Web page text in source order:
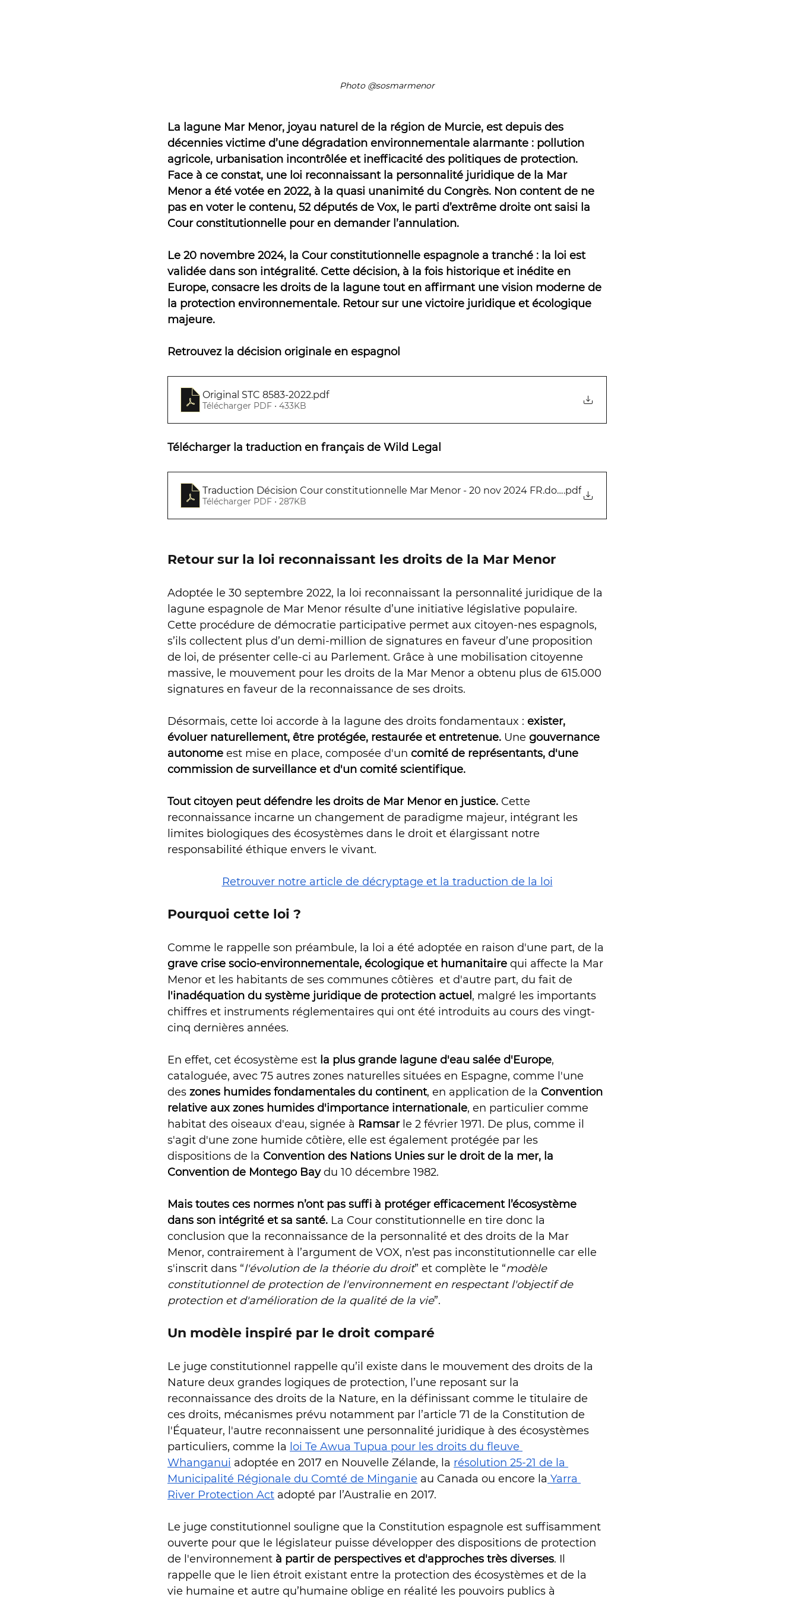
Photo @sosmarmenor
La lagune Mar Menor, joyau naturel de la région de Murcie, est depuis des
décennies victime d’une dégradation environnementale alarmante : pollution
agricole, urbanisation incontrôlée et inefficacité des politiques de protection.
Face à ce constat, une loi reconnaissant la personnalité juridique de la Mar
Menor a été votée en 2022, à la quasi unanimité du Congrès. Non content de ne
pas en voter le contenu, 52 députés de Vox, le parti d’extrême droite ont saisi la
Cour constitutionnelle pour en demander l’annulation.
Le 20 novembre 2024, la Cour constitutionnelle espagnole a tranché : la loi est
validée dans son intégralité. Cette décision, à la fois historique et inédite en
Europe, consacre les droits de la lagune tout en affirmant une vision moderne de
la protection environnementale. Retour sur une victoire juridique et écologique
majeure.
Retrouvez la décision originale en espagnol
Original STC 8583-2022.pdf
Télécharger PDF • 433KB
Télécharger la traduction en français de Wild Legal
Traduction Décision Cour constitutionnelle Mar Menor - 20 nov 2024 FR.docx.pdf
Télécharger PDF • 287KB
Retour sur la loi reconnaissant les droits de la Mar Menor
Adoptée le 30 septembre 2022, la loi reconnaissant la personnalité juridique de la
lagune espagnole de Mar Menor résulte d’une initiative législative populaire.
Cette procédure de démocratie participative permet aux citoyen-nes espagnols,
s’ils collectent plus d’un demi-million de signatures en faveur d’une proposition
de loi, de présenter celle-ci au Parlement. Grâce à une mobilisation citoyenne
massive, le mouvement pour les droits de la Mar Menor a obtenu plus de 615.000
signatures en faveur de la reconnaissance de ses droits.
Désormais, cette loi accorde à la lagune des droits fondamentaux : exister,
évoluer naturellement, être protégée, restaurée et entretenue. Une gouvernance
autonome est mise en place, composée d'un comité de représentants, d'une
commission de surveillance et d'un comité scientifique.
Tout citoyen peut défendre les droits de Mar Menor en justice. Cette
reconnaissance incarne un changement de paradigme majeur, intégrant les
limites biologiques des écosystèmes dans le droit et élargissant notre
responsabilité éthique envers le vivant.
Retrouver notre article de décryptage et la traduction de la loi
Pourquoi cette loi ?
Comme le rappelle son préambule, la loi a été adoptée en raison d'une part, de la
grave crise socio-environnementale, écologique et humanitaire qui affecte la Mar
Menor et les habitants de ses communes côtières  et d'autre part, du fait de
l'inadéquation du système juridique de protection actuel , malgré les importants
chiffres et instruments réglementaires qui ont été introduits au cours des vingt-
cinq dernières années.
En effet, cet écosystème est la plus grande lagune d'eau salée d'Europe,
cataloguée, avec 75 autres zones naturelles situées en Espagne, comme l'une
des zones humides fondamentales du continent, en application de la Convention
relative aux zones humides d'importance internationale, en particulier comme
habitat des oiseaux d'eau, signée à Ramsar le 2 février 1971. De plus, comme il
s'agit d'une zone humide côtière, elle est également protégée par les
dispositions de la Convention des Nations Unies sur le droit de la mer, la
Convention de Montego Bay du 10 décembre 1982.
Mais toutes ces normes n’ont pas suffi à protéger efficacement l’écosystème
dans son intégrité et sa santé. La Cour constitutionnelle en tire donc la
conclusion que la reconnaissance de la personnalité et des droits de la Mar
Menor, contrairement à l’argument de VOX, n’est pas inconstitutionnelle car elle
s'inscrit dans “l'évolution de la théorie du droit” et complète le “modèle
constitutionnel de protection de l'environnement en respectant l'objectif de
protection et d'amélioration de la qualité de la vie”.
Un modèle inspiré par le droit comparé
Le juge constitutionnel rappelle qu’il existe dans le mouvement des droits de la
Nature deux grandes logiques de protection, l’une reposant sur la
reconnaissance des droits de la Nature, en la définissant comme le titulaire de
ces droits, mécanismes prévu notamment par l’article 71 de la Constitution de
l'Équateur, l'autre reconnaissent une personnalité juridique à des écosystèmes
particuliers, comme la loi Te Awua Tupua pour les droits du fleuve
Whanganui adoptée en 2017 en Nouvelle Zélande, la résolution 25-21 de la
Municipalité Régionale du Comté de Minganie au Canada ou encore la Yarra
River Protection Act adopté par l’Australie en 2017.
Le juge constitutionnel souligne que la Constitution espagnole est suffisamment
ouverte pour que le législateur puisse développer des dispositions de protection
de l'environnement à partir de perspectives et d'approches très diverses. Il
rappelle que le lien étroit existant entre la protection des écosystèmes et de la
vie humaine et autre qu’humaine oblige en réalité les pouvoirs publics à